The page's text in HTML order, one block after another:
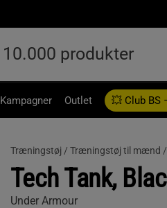
Kampagner Outlet 💥 Club BS
Træningstøj / Træningstøj til mænd /
Tech Tank,
Under Armour